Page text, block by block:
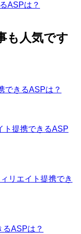
ASPは？
できるASPは？
ト提携できるASP
リエイト提携でき
ASPは？